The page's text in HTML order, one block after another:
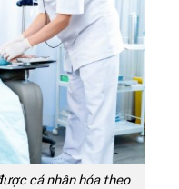
cá nhân hóa theo